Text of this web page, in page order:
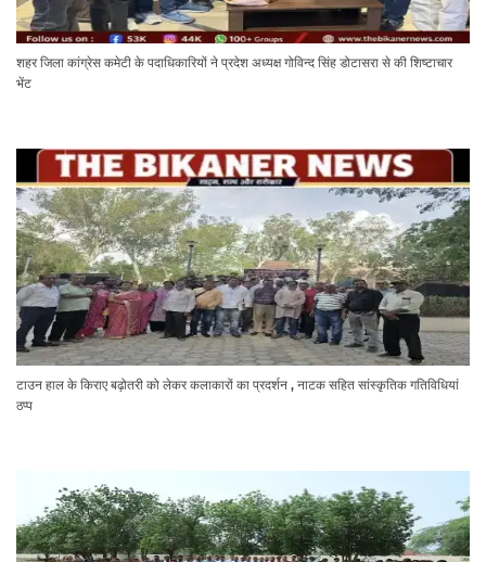
शहर जिला कांग्रेस कमेटी के पदाधिकारियों ने प्रदेश अध्यक्ष गोविन्द सिंह डोटासरा से की शिष्टाचार
भेंट
टाउन हाल के किराए बढ़ोतरी को लेकर कलाकारों का प्रदर्शन , नाटक सहित सांस्कृतिक गतिविधियां
ठप्प